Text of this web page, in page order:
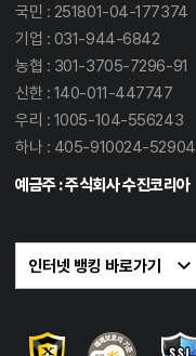
국민 : 251801-04-177374
기업 : 031-944-6842
농협 : 301-3705-7296-91
신한 : 140-011-447747
우리 : 1005-104-556243
하나 : 405-910024-52904
예금주 : 주식회사 수진코리아